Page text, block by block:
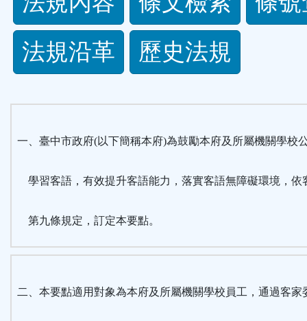
規
功
能
法規沿革
歷史法規
一、臺中市政府(以下簡稱本府)為鼓勵本府及所屬機關學校
學習客語，有效提升客語能力，落實客語無障礙環境，依
第九條規定，訂定本要點。
二、本要點適用對象為本府及所屬機關學校員工，通過客家